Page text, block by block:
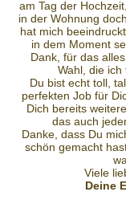
am Tag der
in der Wohnung
hat mich
in dem Moment
Dank, für das
Wahl, die
Du bist echt toll,
perfekten Job für
Dich bereits
das auch
Danke, dass Du
schön gemacht
Viele
Deine